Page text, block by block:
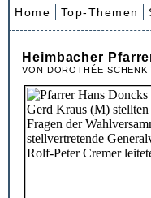
Home Top-Themen
Heimbacher
VON DOROTHÉE